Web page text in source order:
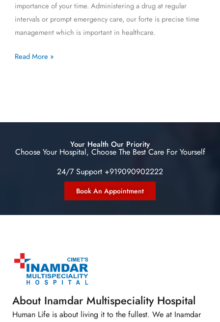
importance of your time. Administering a drug at regular
intervals or prompt emergency care, our forte is precise time
management which is important in healthcare.
Read More »
Your Health Our Priority
Choose Your Hospital, Choose The Best Care For Yourself
24/7 Support +919090902222
Book An Appointment
About Inamdar Multispeciality Hospital
Human Life is about living it to the fullest. We at Inamdar